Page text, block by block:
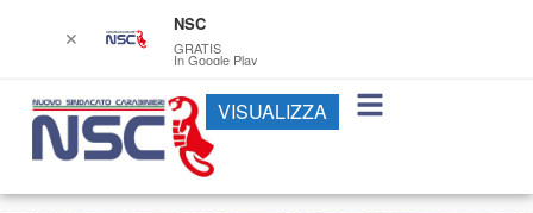
✕
NSC
GRATIS
In Google Play
VISUALIZZA